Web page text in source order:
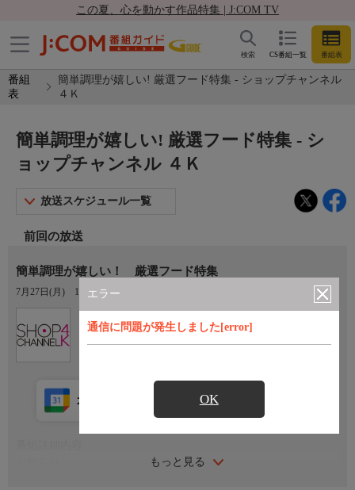
この夏、心を動かす作品特集 | J:COM TV
CS番組一覧 番組表
検索
番組
表
簡単調理が嬉しい! 厳選フード特集 - ショップチャンネル
４Ｋ
エラー
通信に問題が発生しました[error]
OK
簡単調理が嬉しい! 厳選フード特集 - シ
ョップチャンネル ４Ｋ
放送スケジュール一覧
前回の放送
簡単調理が嬉しい！ 厳選フード特集
7月27日(月) 18:00〜19:00
ショップチャンネル ４Ｋ
もっと見る
カレンダー登録 アプリ視聴